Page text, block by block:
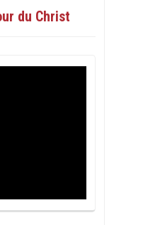
du Christ